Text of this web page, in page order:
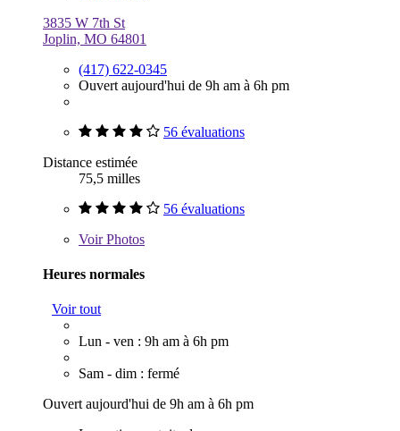
3835 W 7th St
Joplin, MO 64801
(417) 622-0345
Ouvert aujourd'hui de 9h am à 6h pm
56 évaluations
Distance estimée
75,5 milles
56 évaluations
VoirPhotos
Heures normales
Voir tout
Lun - ven : 9h am à 6h pm
Sam - dim : fermé
Ouvert aujourd'hui de 9h am à 6h pm